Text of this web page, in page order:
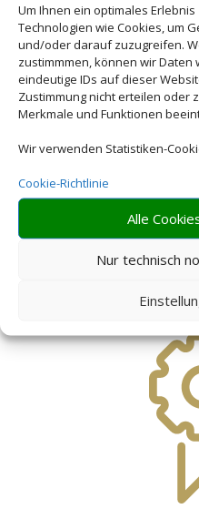
Um Ihnen ein optimales
Technologien wie Cookies, um
und/oder darauf zuzugreifen.
zustimmmen, können wir
eindeutige IDs auf dieser
Zustimmung nicht erteilen oder
Merkmale und Funktionen
Wir verwenden Statistiken-
Cookie-Richtlinie
Alle
Nur technisch
an Hotel